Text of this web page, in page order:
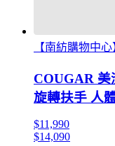
【南紡購物中
COUGAR 美
旋轉扶手 人
$11,990
$14,090